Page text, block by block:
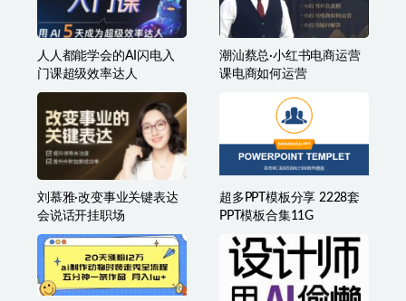
人人都能学会的AI闪电入
门课超级效率达人
潮汕蔡总·小红书电商运营
课电商如何运营
刘慕雅·改变事业关键表达
会说话开挂职场
超多PPT模板分享 2228套
PPT模板合集11G